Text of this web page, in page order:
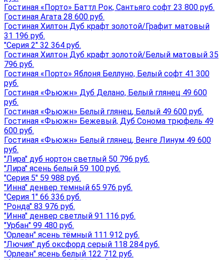
Гостиная «Порто» Баттл Рок, Сантьяго софт 23 800 руб.
Гостиная Агата 28 600 руб.
Гостиная Хилтон Дуб крафт золотой/Графит матовый
31 196 руб.
"Серия 2" 32 364 руб.
Гостиная Хилтон Дуб крафт золотой/Белый матовый 35
796 руб.
Гостиная «Порто» Яблоня Беллуно, Белый софт 41 300
руб.
Гостиная «Фьюжн» Дуб Делано, Белый глянец 49 600
руб.
Гостиная «Фьюжн» Белый глянец, Белый 49 600 руб.
Гостиная «Фьюжн» Бежевый, Дуб Сонома трюфель 49
600 руб.
Гостиная «Фьюжн» Белый глянец, Венге Линум 49 600
руб.
"Лира" дуб нортон светлый 50 796 руб.
"Лира" ясень белый 59 100 руб.
"Серия 5" 59 988 руб.
"Инна" денвер темный 65 976 руб.
"Серия 1" 66 336 руб.
"Ронда" 83 976 руб.
"Инна" денвер светлый 91 116 руб.
"Урбан" 99 480 руб.
"Орлеан" ясень тёмный 111 912 руб.
"Лючия" дуб оксфорд серый 118 284 руб.
"Орлеан" ясень белый 122 712 руб.